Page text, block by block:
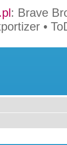
: Brave
•